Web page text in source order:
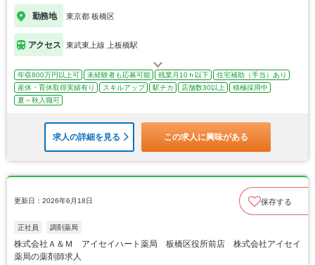
勤務地 東京都 板橋区
アクセス 東武東上線 上板橋駅
年収800万円以上可 未経験者も応募可能 残業月10ｈ以下
住宅補助（手当）あり
産休・育休取得実績有り
スキルアップ 駅チカ 店舗数30以上
積極採用中
夏～秋入職可
求人の詳細を見る この求人に興味がある
更新日：2026年6月18日 保存する
正社員 調剤薬局
株式会社Ａ＆Ｍ アイセイハート薬局 板橋区役所前店 株式会社アイセイ
薬局の薬剤師求人